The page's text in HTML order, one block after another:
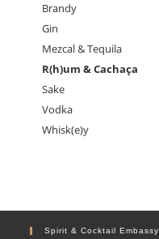
Brandy
Gin
Mezcal & Tequila
R(h)um & Cachaça
Sake
Vodka
Whisk(e)y
Spirit & Cocktail Embassy